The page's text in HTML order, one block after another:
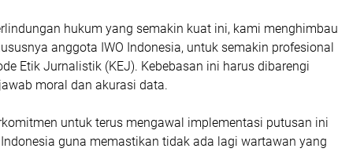
hukum yang semakin kuat ini, kami menghimbau
anggota IWO Indonesia, untuk semakin profesional
Etik Jurnalistik (KEJ). Kebebasan ini harus dibarengi
moral dan akurasi data.
untuk terus mengawal implementasi putusan ini
guna memastikan tidak ada lagi wartawan yang